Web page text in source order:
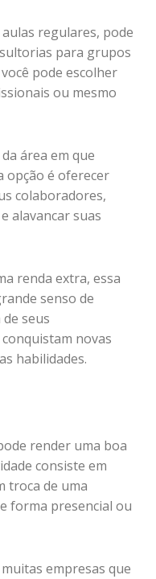
regulares, pode
para grupos
pode escolher
ou mesmo
área em que
opção é oferecer
colaboradores,
alavancar suas
renda extra, essa
senso de
seus
novas
habilidades.
render uma boa
consiste em
troca de uma
forma presencial ou
empresas que